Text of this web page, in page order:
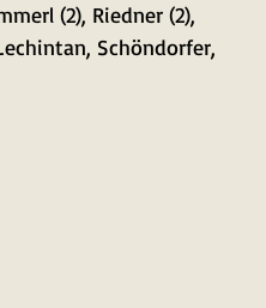
(2), Riedner (2),
Schöndorfer,